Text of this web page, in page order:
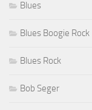
Blues
Blues Boogie Rock
Blues Rock
Bob Seger